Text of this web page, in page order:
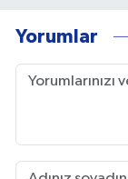
Yorumlar